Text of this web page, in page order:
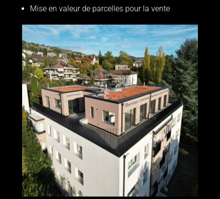
Mise en valeur de parcelles pour la vente